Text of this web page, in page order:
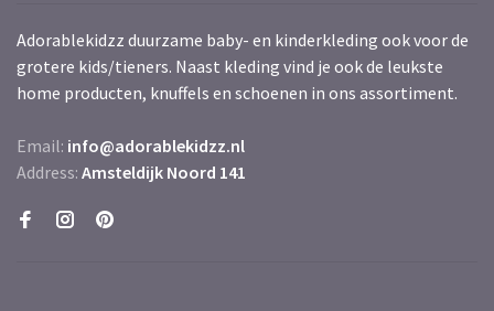
Adorablekidzz duurzame baby- en kinderkleding ook voor de
grotere kids/tieners. Naast kleding vind je ook de leukste
home producten, knuffels en schoenen in ons assortiment.
Email: info@adorablekidzz.nl
Address: Amsteldijk Noord 141